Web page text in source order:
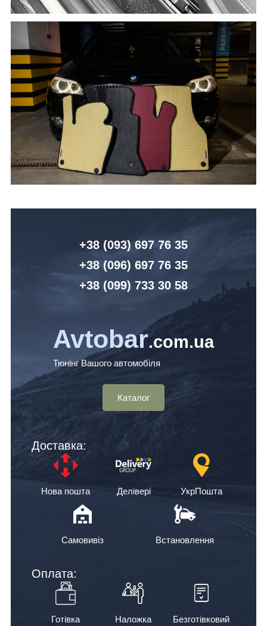
+38 (093) 697 76 35
+38 (096) 697 76 35
+38 (099) 733 30 58
Avtobar.com.ua
Тюнінг Вашого автомобіля
Каталог
Доставка:
Нова пошта Делівері УкрПошта
Самовивіз Встановлення
Оплата:
Готівка Наложка
Безготівковий